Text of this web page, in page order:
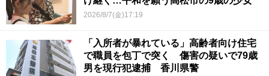
2026/8/7(金)17:19
「入所者が暴れている」高齢者向け住宅
で職員を包丁で突く 傷害の疑いで79歳
男を現行犯逮捕 香川県警